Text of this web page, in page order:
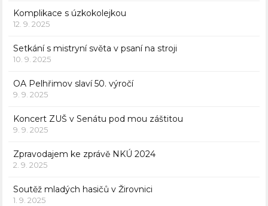
Komplikace s úzkokolejkou
12. 9. 2025
Setkání s mistryní světa v psaní na stroji
10. 9. 2025
OA Pelhřimov slaví 50. výročí
9. 9. 2025
Koncert ZUŠ v Senátu pod mou záštitou
9. 9. 2025
Zpravodajem ke zprávě NKÚ 2024
2. 9. 2025
Soutěž mladých hasičů v Žirovnici
1. 9. 2025